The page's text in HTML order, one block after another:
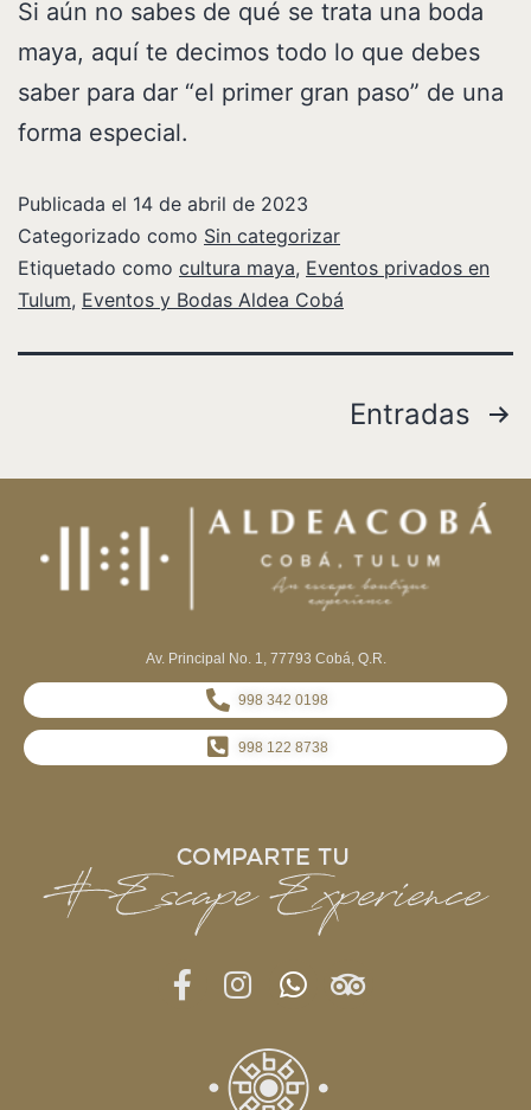
Si aún no sabes de qué se trata una boda
maya, aquí te decimos todo lo que debes
saber para dar “el primer gran paso” de una
forma especial.
Publicada el 14 de abril de 2023
Categorizado como Sin categorizar
Etiquetado como cultura maya, Eventos privados en
Tulum, Eventos y Bodas Aldea Cobá
Entradas
Av. Principal No. 1, 77793 Cobá, Q.R.
998 342 0198
998 122 8738